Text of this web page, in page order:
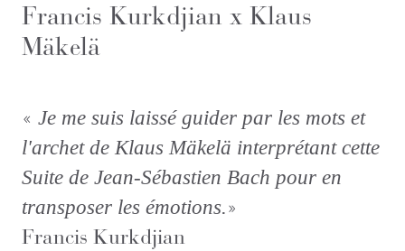
Francis Kurkdjian x Klaus
Mäkelä
« Je me suis laissé guider par les mots et
l'archet de Klaus Mäkelä interprétant cette
Suite de Jean-Sébastien Bach pour en
transposer les émotions.»
Francis Kurkdjian